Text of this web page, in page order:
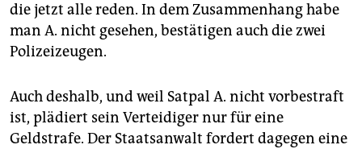
die jetzt alle reden. In dem Zusammenhang habe
man A. nicht gesehen, bestätigen auch die zwei
Polizeizeugen.
Auch deshalb, und weil Satpal A. nicht vorbestraft
ist, plädiert sein Verteidiger nur für eine
Geldstrafe. Der Staatsanwalt fordert dagegen eine